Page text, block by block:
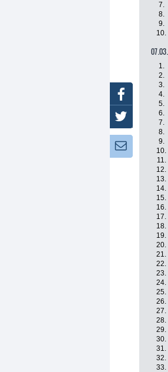
7.
8.
9.
10.
1.
2.
3.
4.
5.
6.
7.
8.
9.
10.
11.
12.
13.
14.
15.
16.
17.
18.
19.
20.
21.
22.
23.
24.
25.
26.
27.
28.
29.
30.
31.
32.
33.